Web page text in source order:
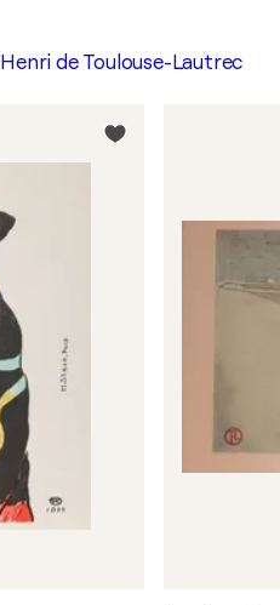
Henri de Toulouse-Lautrec